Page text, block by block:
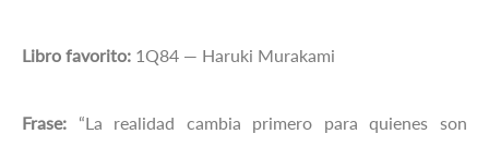
Libro favorito: 1Q84 — Haruki Murakami
Frase: “La realidad cambia primero para quienes son